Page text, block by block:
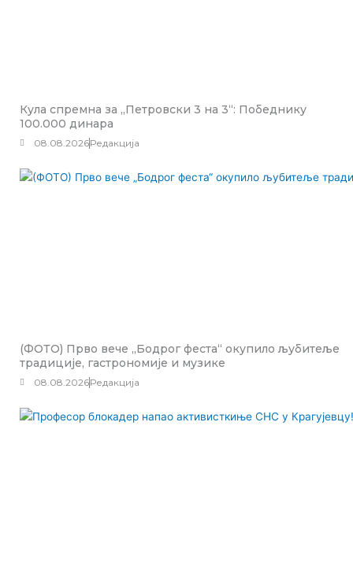
Кула спремна за „Петровски 3 на 3“: Победнику
100.000 динара
08.08.2026Редакција
(ФОТО) Прво вече „Бодрог феста“ окупило љубитеље
традиције, гастрономије и музике
08.08.2026Редакција